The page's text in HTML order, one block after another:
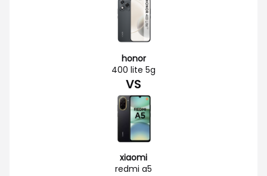
honor
400 lite 5g
VS
xiaomi
redmi a5